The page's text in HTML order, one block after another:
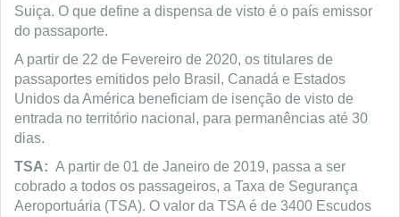
Suiça. O que define a dispensa de visto é o país emissor
do passaporte.
A partir de 22 de Fevereiro de 2020, os titulares de
passaportes emitidos pelo Brasil, Canadá e Estados
Unidos da América beneficiam de isenção de visto de
entrada no território nacional, para permanências até 30
dias.
TSA: A partir de 01 de Janeiro de 2019, passa a ser
cobrado a todos os passageiros, a Taxa de Segurança
Aeroportuária (TSA). O valor da TSA é de 3400 Escudos